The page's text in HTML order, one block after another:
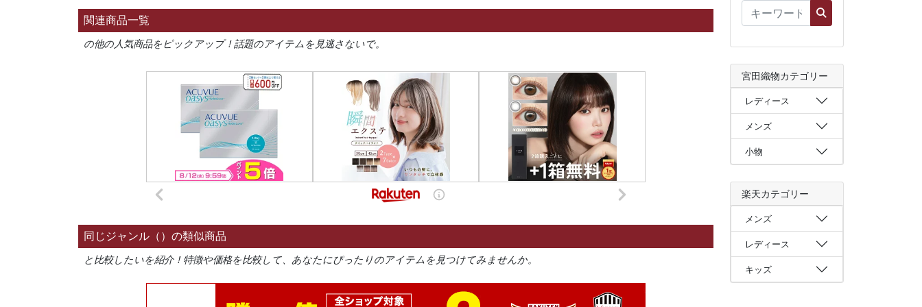
関連商品一覧
の他の人気商品をピックアップ！話題のアイテムを見逃さないで。
同じジャンル（）の類似商品
と比較したいを紹介！特徴や価格を比較して、あなたにぴったりのアイテムを見つけてみませんか。
宮田織物カテゴリー
レディース
メンズ
小物
楽天カテゴリー
メンズ
レディース
キッズ